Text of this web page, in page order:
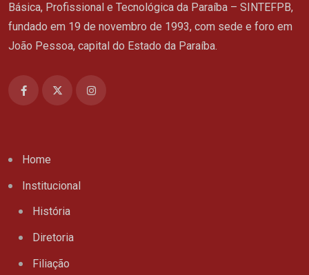
Básica, Profissional e Tecnológica da Paraíba – SINTEFPB,
fundado em 19 de novembro de 1993, com sede e foro em
João Pessoa, capital do Estado da Paraíba.
Home
Institucional
História
Diretoria
Filiação